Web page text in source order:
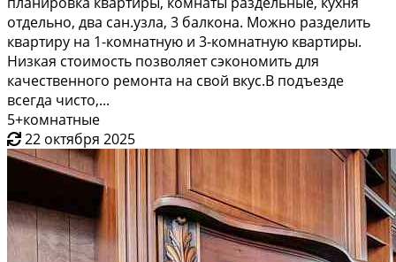
отдельно, два сан.узла, 3 балкона. Можно разделить
квартиру на 1-комнатную и 3-комнатную квартиры.
Низкая стоимость позволяет сэкономить для
качественного ремонта на свой вкус.В подъезде
всегда чисто,...
5+комнатные
22 октября 2025